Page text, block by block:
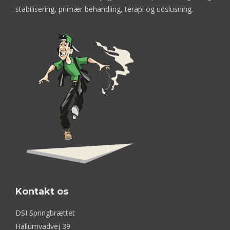
stabilisering, primær behandling, terapi og udslusning.
Kontakt os
DSI Springbrættet
Hallumvadvej 39